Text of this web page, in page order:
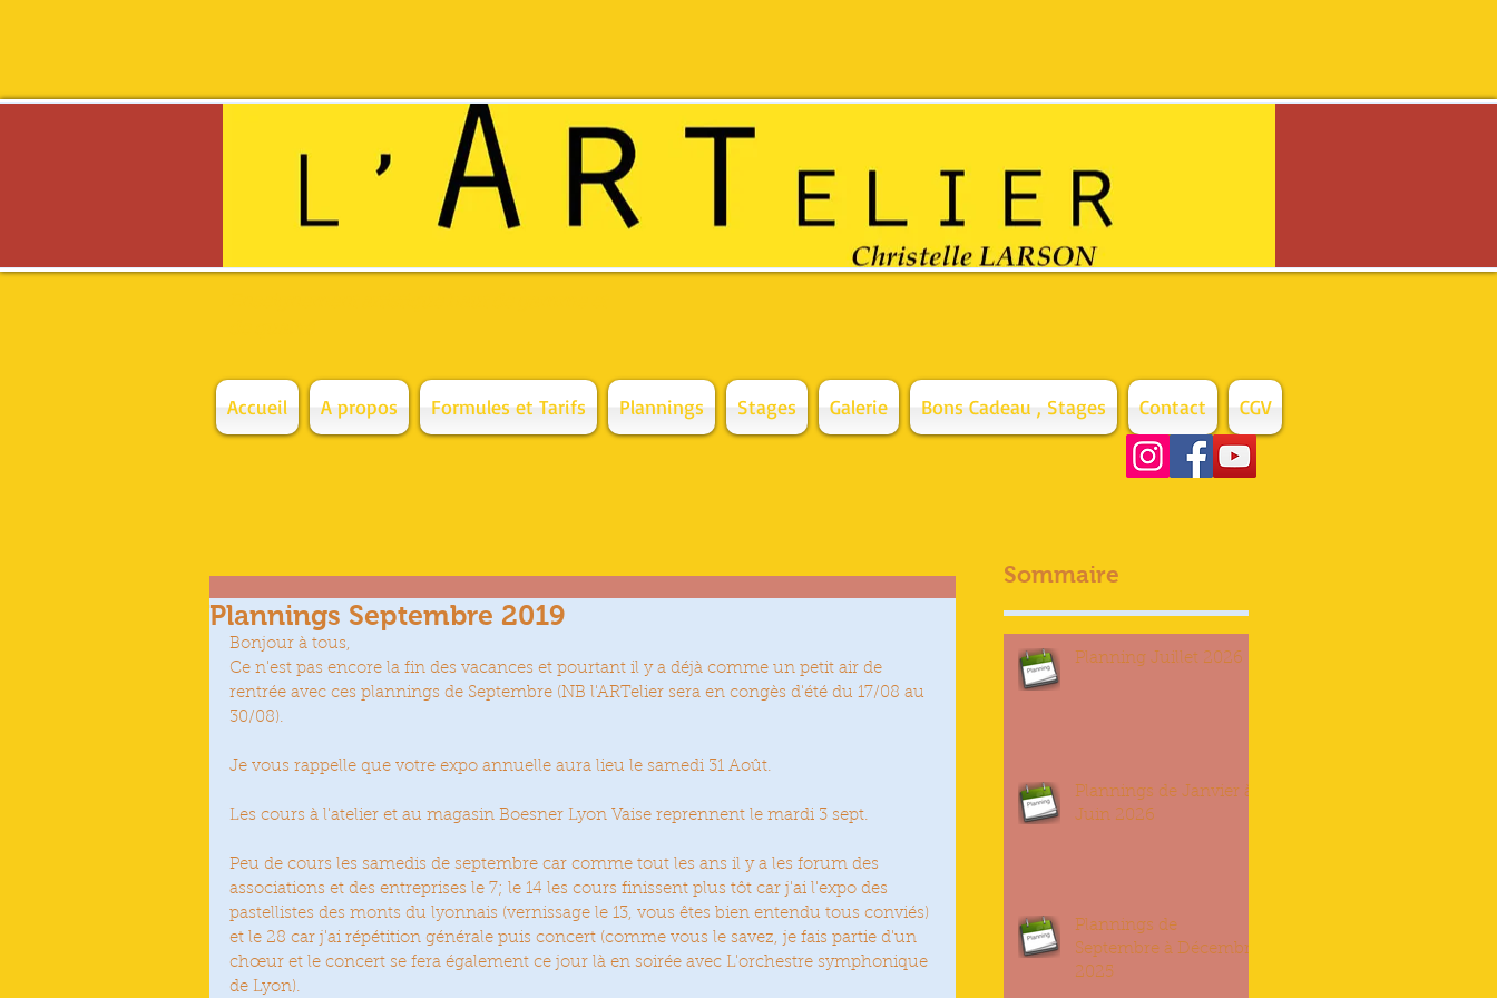
Accueil A propos Formules et Tarifs Plannings Stages Galerie Bons Cadeau , Stages Contact CGV
Plannings Septembre 2019
Bonjour à tous,
Ce n'est pas encore la fin des vacances et pourtant il y a déjà comme un petit air de
rentrée avec ces plannings de Septembre (NB l'ARTelier sera en congès d'été du 17/08 au
30/08).
Je vous rappelle que votre expo annuelle aura lieu le samedi 31 Août.
Les cours à l'atelier et au magasin Boesner Lyon Vaise reprennent le mardi 3 sept.
Peu de cours les samedis de septembre car comme tout les ans il y a les forum des
associations et des entreprises le 7; le 14 les cours finissent plus tôt car j'ai l'expo des
pastellistes des monts du lyonnais (vernissage le 13, vous êtes bien entendu tous conviés)
et le 28 car j'ai répétition générale puis concert (comme vous le savez, je fais partie d'un
chœur et le concert se fera également ce jour là en soirée avec L'orchestre symphonique
de Lyon).
Sommaire
Planning Juillet 2026
Plannings de Janvier à
Juin 2026
Plannings de
Septembre à Décembre
2025